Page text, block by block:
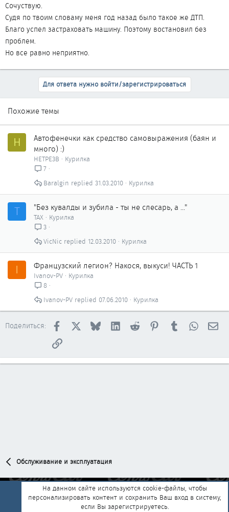
Сочуствую.
Судя по твоим словаму меня год назад было такое же ДТП.
Благо успел застраховать машину. Поэтому востановил без
проблем.
Но все равно неприятно.
Для ответа нужно войти/зарегистрироваться
Похожие темы
H
Автофенечки как сpедство самовыражения (баян и
много) :)
HETPE3B
Курилка
7
Курилка
31.03.2010
Baralgin
Т "Без кувалды и зубила - ты не слесарь, а ..."
ТАХ
Курилка
3
Курилка
12.03.2010
VicNic
I Французский легион? Накося, выкуси! ЧАСТЬ 1
Ivanov-PV
Курилка
8
Курилка
07.06.2010
Ivanov-PV
Поделиться: Facebook BlueskyLinkedInReddit PinterestTumblr
Ссылка
Обслуживание и эксплуатация
Обратная связь
Условия и правила
На данном сайте используются cookie-файлы, чтобы
персонализировать контент и сохранить Ваш вход в систему,
если Вы зарегистрируетесь.